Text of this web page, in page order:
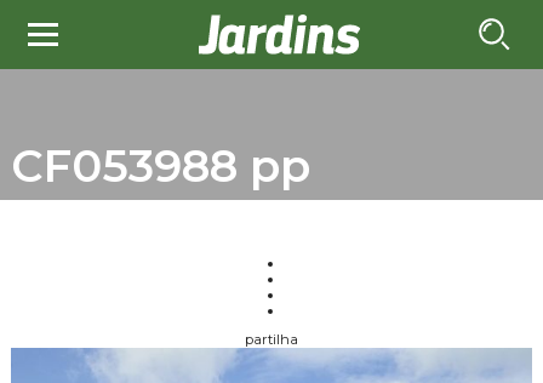
CF053988 pp
partilha